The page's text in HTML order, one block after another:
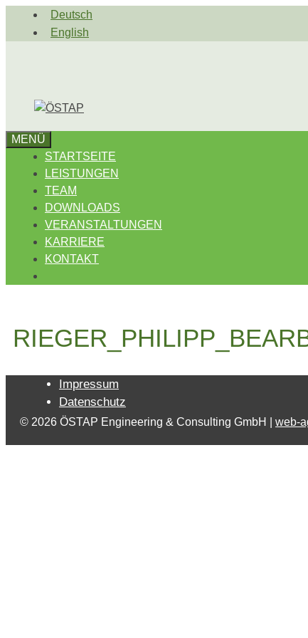
Deutsch
English
MENÜ
STARTSEITE
LEISTUNGEN
TEAM
DOWNLOADS
VERANSTALTUNGEN
KARRIERE
KONTAKT
Impressum
Datenschutz
© 2026 ÖSTAP Engineering & Consulting GmbH | web-